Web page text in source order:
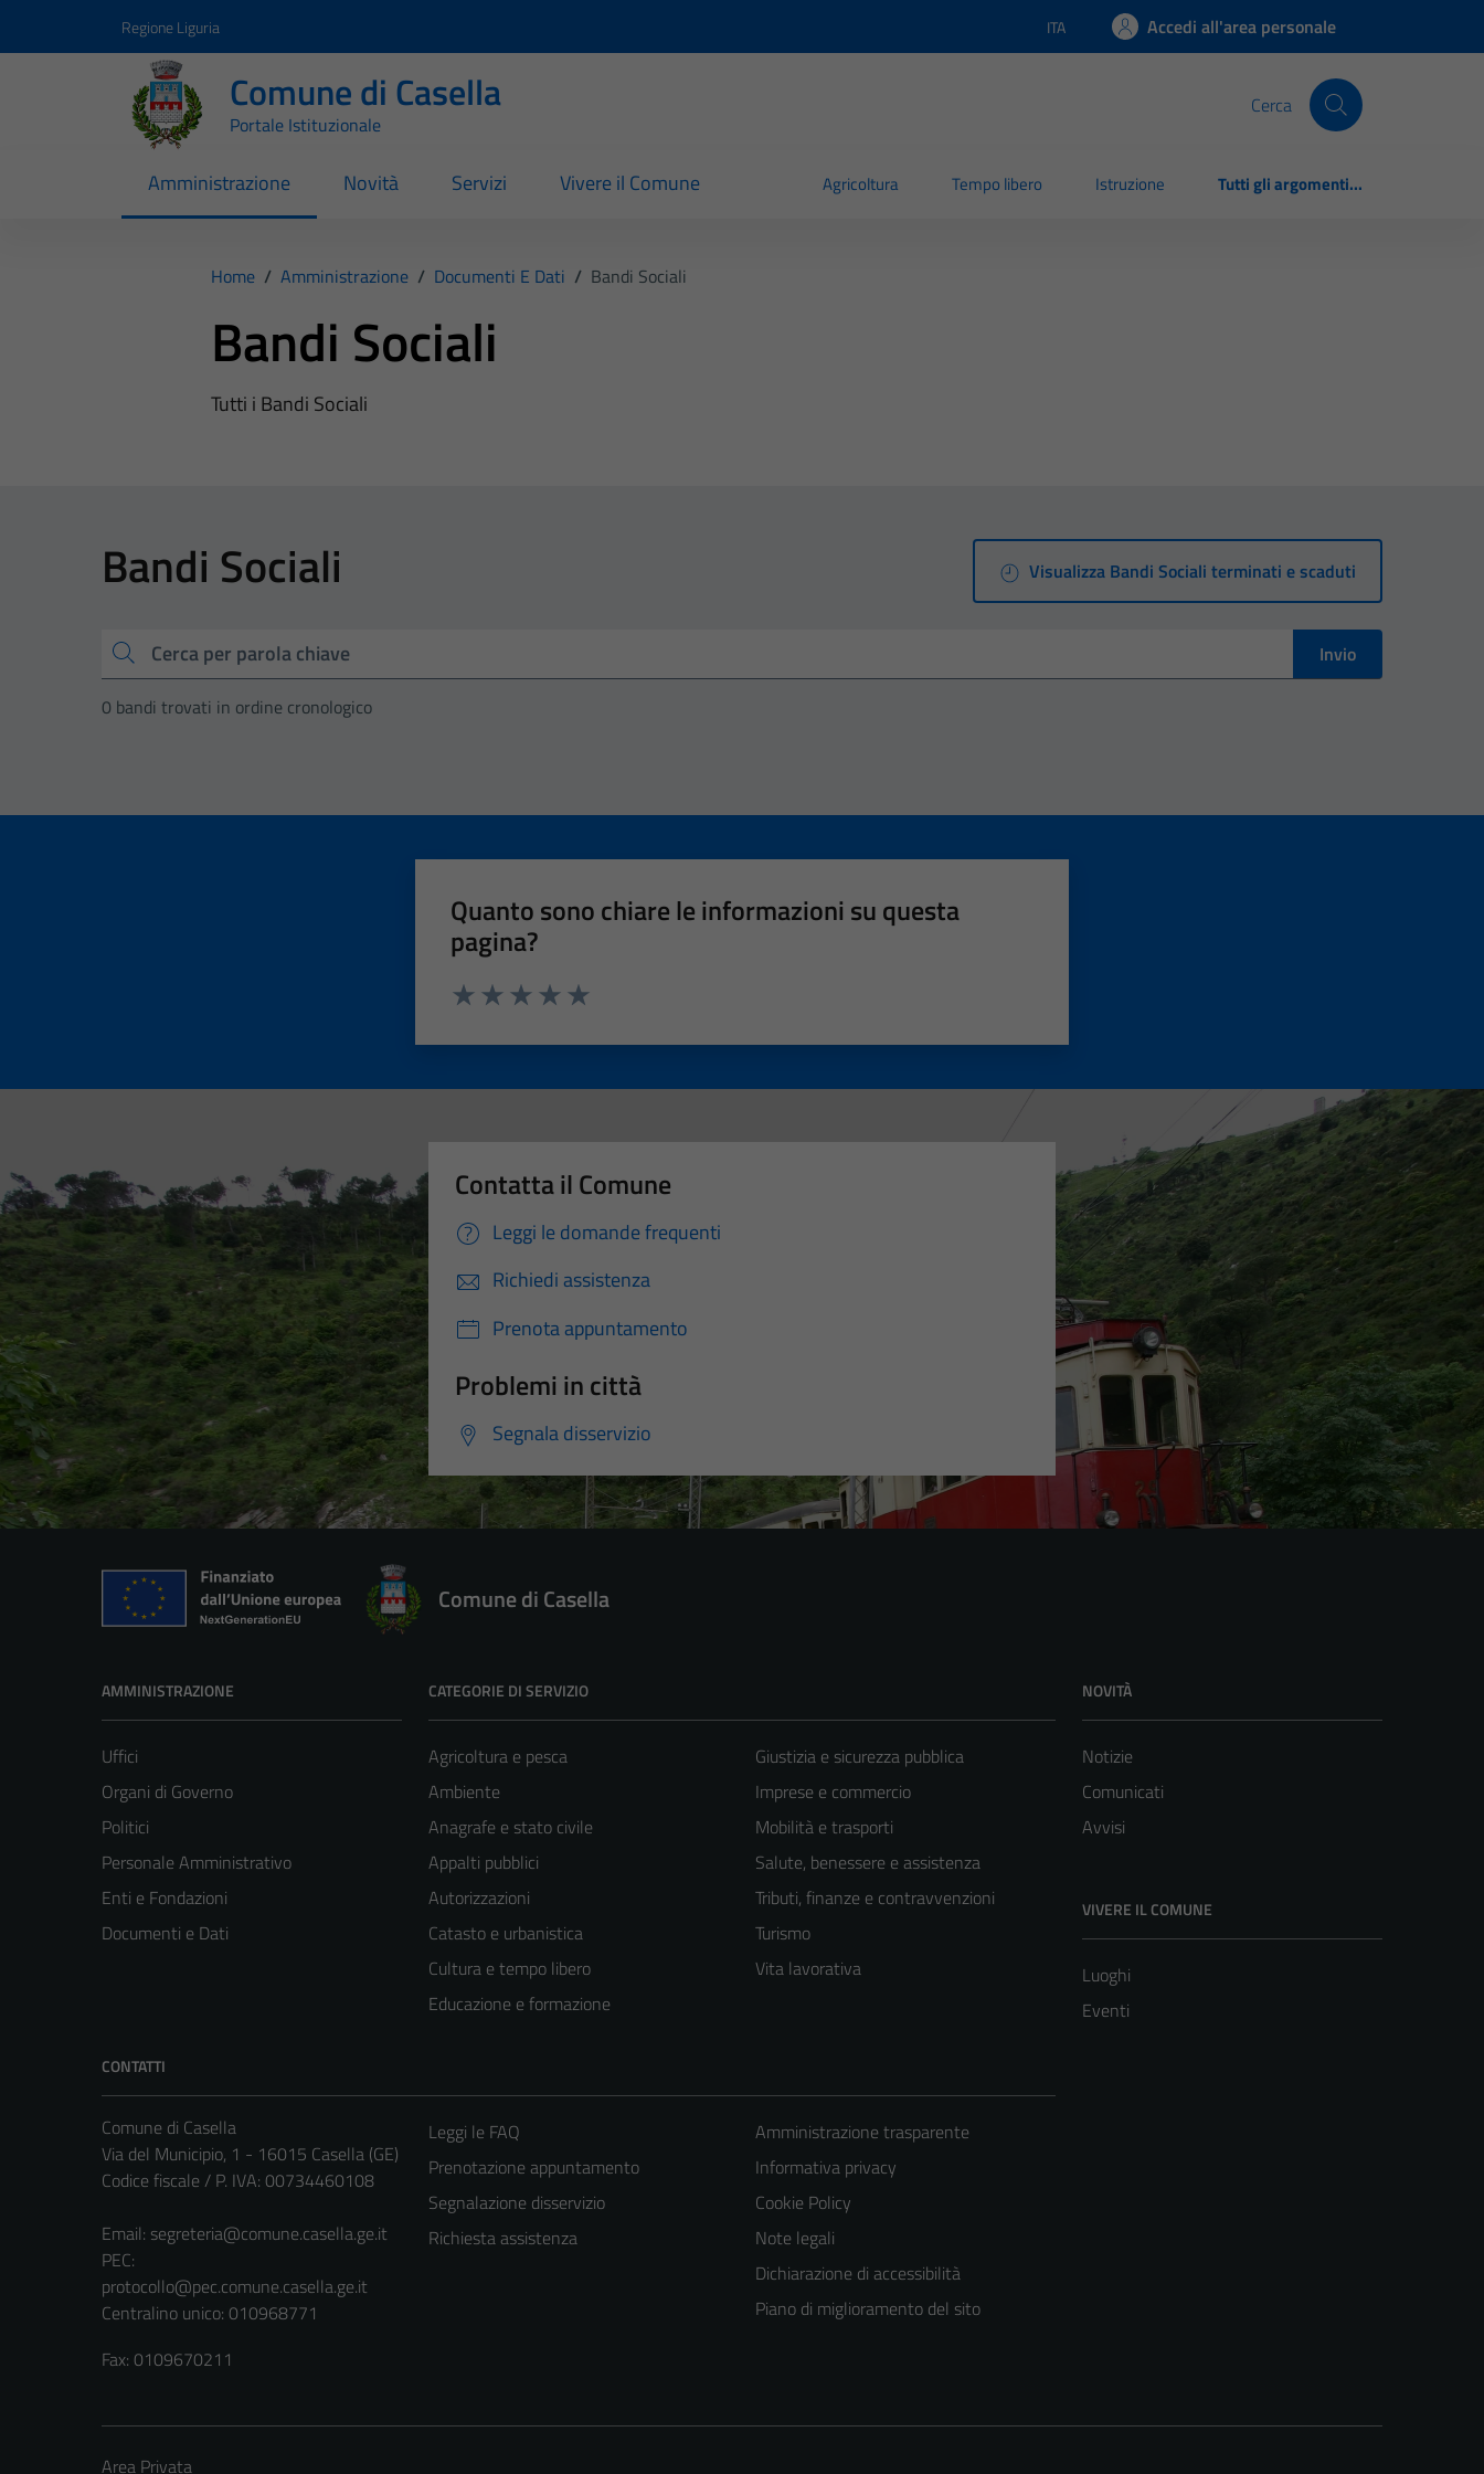
Regione Liguria Lingua attiva:
ITA Accedi all'area personale
Comune di Casella
Portale Istituzionale
Cerca
Amministrazione Novità Servizi Vivere il Comune Agricoltura Tempo libero Istruzione Tutti gli argomenti...
Home / Amministrazione / Documenti E Dati / Bandi Sociali
Bandi Sociali
Tutti i Bandi Sociali
Bandi Sociali Visualizza Bandi Sociali terminati e scaduti
Cerca
Invio
0 bandi trovati in ordine cronologico
Quanto sono chiare le informazioni su questa
pagina?
Contatta il Comune
Leggi le domande frequenti
Richiedi assistenza
Prenota appuntamento
Problemi in città
Segnala disservizio
Comune di Casella
AMMINISTRAZIONE
Uffici
Organi di Governo
Politici
Personale Amministrativo
Enti e Fondazioni
Documenti e Dati
CATEGORIE DI SERVIZIO
Agricoltura e pesca
Ambiente
Anagrafe e stato civile
Appalti pubblici
Autorizzazioni
Catasto e urbanistica
Cultura e tempo libero
Educazione e formazione
Giustizia e sicurezza pubblica
Imprese e commercio
Mobilità e trasporti
Salute, benessere e assistenza
Tributi, finanze e contravvenzioni
Turismo
Vita lavorativa
NOVITÀ
Notizie
Comunicati
Avvisi
VIVERE IL COMUNE
Luoghi
Eventi
CONTATTI
Comune di Casella
Via del Municipio, 1 - 16015 Casella (GE)
Codice fiscale / P. IVA: 00734460108
Email: segreteria@comune.casella.ge.it
PEC:
protocollo@pec.comune.casella.ge.it
Centralino unico: 010968771
Fax: 0109670211
Leggi le FAQ
Prenotazione appuntamento
Segnalazione disservizio
Richiesta assistenza
Amministrazione trasparente
Informativa privacy
Cookie Policy
Note legali
Dichiarazione di accessibilità
Piano di miglioramento del sito
Area Privata